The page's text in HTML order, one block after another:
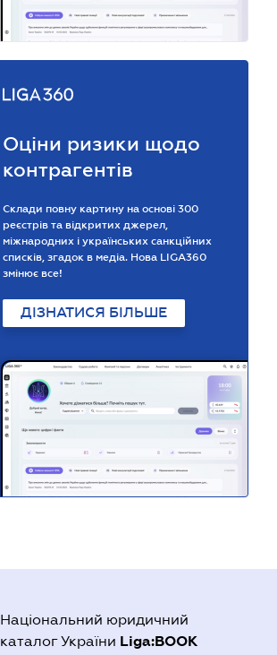
Оціни ризики щодо
контрагентів
Склади повну картину на основі 300
реєстрів та відкритих джерел,
міжнародних і українських санкційних
списків, згадок в медіа. Нова LIGA360
змінює все!
ДІЗНАТИСЯ БІЛЬШЕ
Національний юридичний
каталог України Liga:BOOK